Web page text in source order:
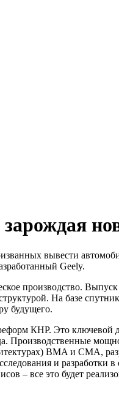
вывести
Geely.
производство. Выпуск
На базе
будущего.
КНР. Это ключевой
Производственные
BMA и CMA,
и разработки
– все это будет